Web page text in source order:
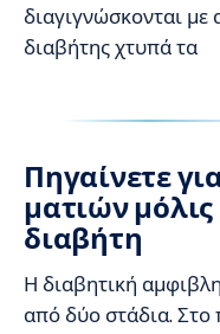
διαγιγνώσκονται
διαβήτης χτυπά τα
Πηγαίνετε
ματιών
διαβήτη
Η διαβητική
από δύο στάδια. Στο